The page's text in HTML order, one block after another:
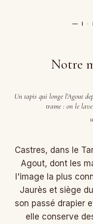
— I ·
Notre
Un tapis qui longe l'Agout
trame : on le
Castres, dans le
Agout, dont les
l'image la plus
Jaurès et siège
son passé drapier
elle conserve